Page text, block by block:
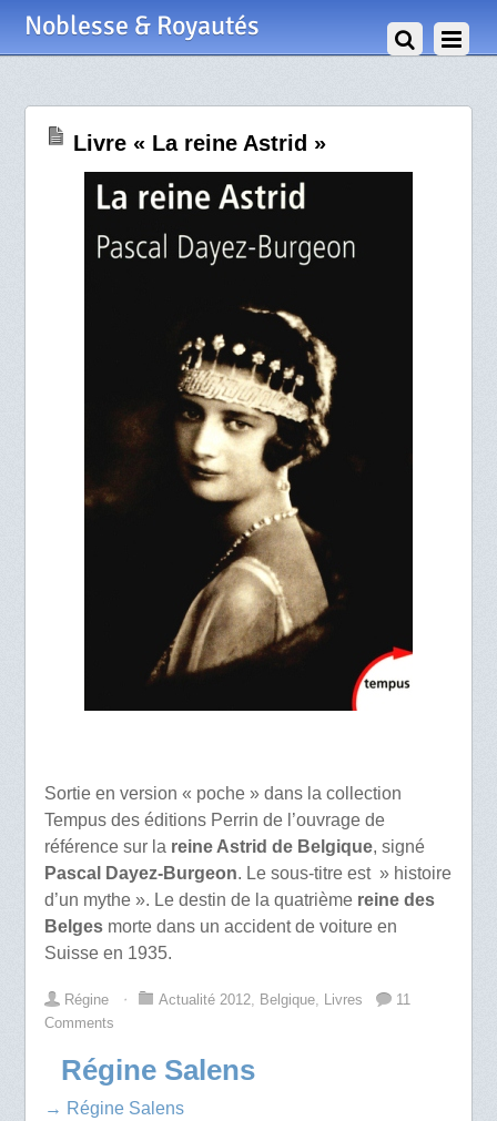
Noblesse & Royautés
Livre « La reine Astrid »
Sortie en version « poche » dans la collection
Tempus des éditions Perrin de l’ouvrage de
référence sur la reine Astrid de Belgique, signé
Pascal Dayez-Burgeon. Le sous-titre est » histoire
d’un mythe ». Le destin de la quatrièmereine des
Belgesmorte dans un accident de voiture en
Suisse en 1935.
Régine ⋅ Actualité 2012, Belgique, Livres
11
Comments
Régine Salens
→ Régine Salens